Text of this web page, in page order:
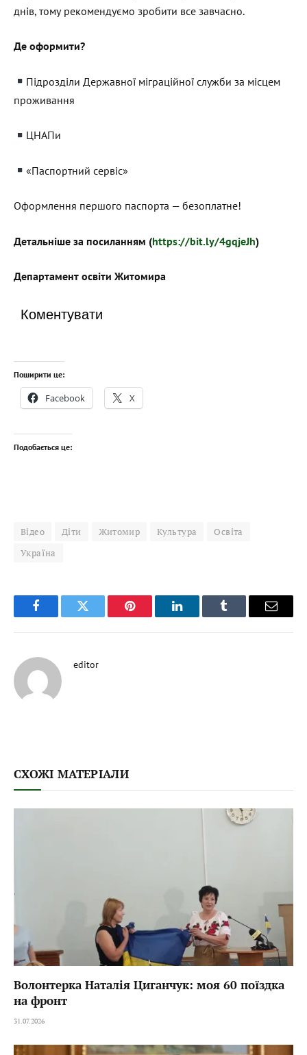
днів, тому рекомендуємо зробити все завчасно.
Де оформити?
Підрозділи Державної міграційної служби за місцем
проживання
ЦНАПи
«Паспортний сервіс»
Оформлення першого паспорта — безоплатне!
Детальніше за посиланням (https://bit.ly/4gqjeJh)
Департамент освіти Житомира
Коментувати
Поширити це:
Facebook X
Подобається це:
Відео Діти Житомир Культура
Освіта
Україна
FacebookTwitter Pinterest LinkedInTumblr Email
editor
СХОЖІ МАТЕРІАЛИ
Волонтерка Наталія Циганчук: моя 60 поїздка
на фронт
31.07.2026